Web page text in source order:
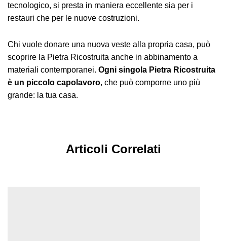
tecnologico, si presta in maniera eccellente sia per i
restauri che per le nuove costruzioni.
Chi vuole donare una nuova veste alla propria casa, può
scoprire la Pietra Ricostruita anche in abbinamento a
materiali contemporanei. Ogni singola Pietra Ricostruita
è un piccolo capolavoro, che può comporne uno più
grande: la tua casa.
Articoli Correlati